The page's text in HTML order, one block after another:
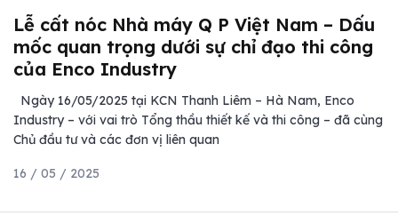
Lễ cất nóc Nhà máy Q P Việt Nam – Dấu
mốc quan trọng dưới sự chỉ đạo thi công
của Enco Industry
Ngày 16/05/2025 tại KCN Thanh Liêm – Hà Nam, Enco
Industry – với vai trò Tổng thầu thiết kế và thi công – đã cùng
Chủ đầu tư và các đơn vị liên quan
16 / 05 / 2025